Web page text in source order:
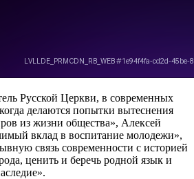
Русской Церкви, в современных
делаются попытки вытеснения
из жизни общества», Алексей
вклад в воспитание молодежи»,
связь современности с историей
ценить и беречь родной язык и